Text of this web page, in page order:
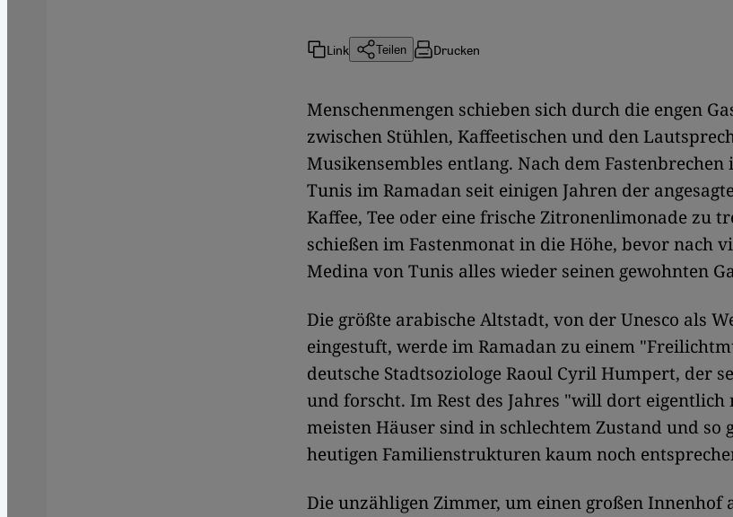
Link Teilen Drucken
Menschenmengen schieben sich durch die engen
zwischen Stühlen, Kaffeetischen und den
Musikensembles entlang. Nach dem
Tunis im Ramadan seit einigen Jahren der
Kaffee, Tee oder eine frische Zitronenlimonade zu
schießen im Fastenmonat in die Höhe, bevor nach
Medina von Tunis alles wieder seinen gewohnten
Die größte arabische Altstadt, von der Unesco als
eingestuft, werde im Ramadan zu einem
deutsche Stadtsoziologe Raoul Cyril Humpert, der
und forscht. Im Rest des Jahres "will dort eigentlich
meisten Häuser sind in schlechtem Zustand und so
heutigen Familienstrukturen kaum noch
Die unzähligen Zimmer, um einen großen Innenhof